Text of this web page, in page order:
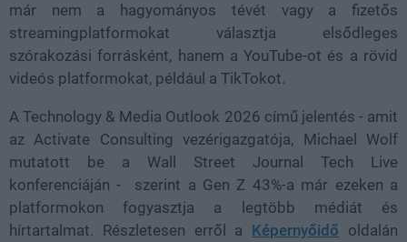
már nem a hagyományos tévét vagy a fizetős
streamingplatformokat választja elsődleges
szórakozási forrásként, hanem aYouTube-ot és a rövid
videós platformokat, például a TikTokot.
ATechnology & Media Outlook 2026 című jelentés - amit
azActivate Consulting vezérigazgatója, Michael Wolf
mutatott be a Wall Street Journal Tech Live
konferenciáján - szerint a Gen Z 43%-a már ezeken a
platformokon fogyasztja a legtöbb médiát és
hírtartalmat. Részletesen erről a Képernyőidő oldalán